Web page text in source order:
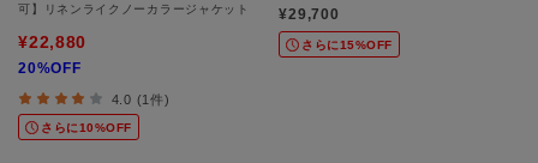
可】リネンライクノーカラージャケット
¥22,880
20%OFF
4.0 (1件)
さらに10%OFF
¥29,700
さらに15%OFF